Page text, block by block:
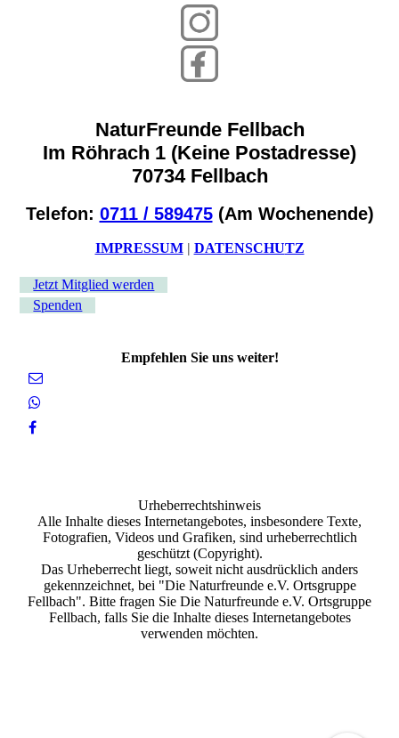
NaturFreunde Fellbach
Im Röhrach 1 (Keine Postadresse)
70734 Fellbach
Telefon: 0711 / 589475(Am Wochenende)
IMPRESSUM| DATENSCHUTZ
Jetzt Mitglied werden
Spenden
Empfehlen Sie uns weiter!
Urheberrechtshinweis
Alle Inhalte dieses Internetangebotes, insbesondere Texte,
Fotografien, Videos und Grafiken, sind urheberrechtlich
geschützt (Copyright).
Das Urheberrecht liegt, soweit nicht ausdrücklich anders
gekennzeichnet, bei "Die Naturfreunde e.V. Ortsgruppe
Fellbach". Bitte fragen Sie Die Naturfreunde e.V. Ortsgruppe
Fellbach, falls Sie die Inhalte dieses Internetangebotes
verwenden möchten.